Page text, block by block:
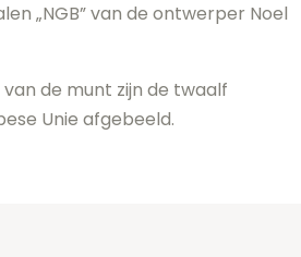
„NGB” van de ontwerper Noel
de munt zijn de twaalf
Unie afgebeeld.